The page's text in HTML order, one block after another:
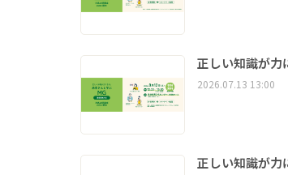
正しい知識が
2026.07.13 13:00
正しい知識が